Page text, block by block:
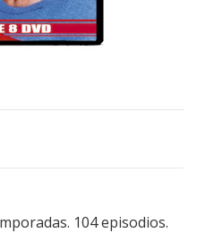
104 episodios.